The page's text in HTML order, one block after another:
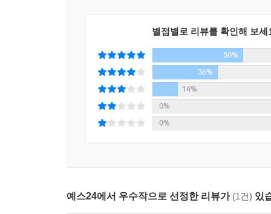
별점별로 리뷰를 확인해 보세
50%
36%
14%
0%
0%
예스24에서 우수작으로 선정한 리뷰가 (1건) 있